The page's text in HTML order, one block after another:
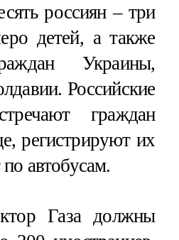
россиян – три
детей, а также
Украины,
Российские
граждан
регистрируют их
автобусам.
Газа должны